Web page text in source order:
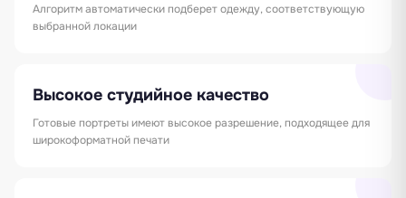
Алгоритм автоматически подберет одежду, соответствующую
выбранной локации
Высокое студийное качество
Готовые портреты имеют высокое разрешение, подходящее для
широкоформатной печати